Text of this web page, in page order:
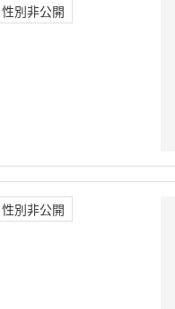
性別非公開
性別非公開